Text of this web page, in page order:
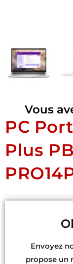
Vous
PC
Plus
Envoyez
propose un